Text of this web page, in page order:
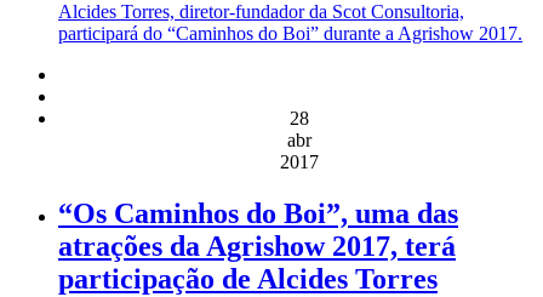
Alcides Torres, diretor-fundador da Scot Consultoria,
participará do “Caminhos do Boi” durante a Agrishow 2017.
28
abr
2017
“Os Caminhos do Boi”, uma das
atrações da Agrishow 2017, terá
participação de Alcides Torres